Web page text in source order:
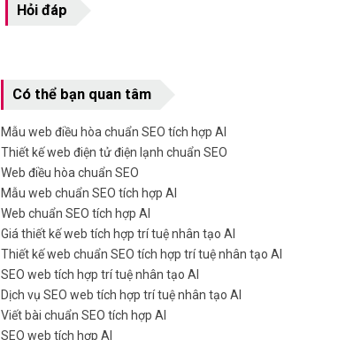
Hỏi đáp
Có thể bạn quan tâm
Mẫu web điều hòa chuẩn SEO tích hợp AI
Thiết kế web điện tử điện lạnh chuẩn SEO
Web điều hòa chuẩn SEO
Mẫu web chuẩn SEO tích hợp AI
Web chuẩn SEO tích hợp AI
Giá thiết kế web tích hợp trí tuệ nhân tạo AI
Thiết kế web chuẩn SEO tích hợp trí tuệ nhân tạo AI
SEO web tích hợp trí tuệ nhân tạo AI
Dịch vụ SEO web tích hợp trí tuệ nhân tạo AI
Viết bài chuẩn SEO tích hợp AI
SEO web tích hợp AI